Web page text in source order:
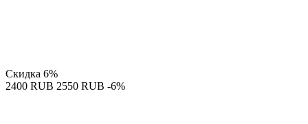
Скидка 6%
‍2400‍ RUB ‍2550‍ RUB -6%